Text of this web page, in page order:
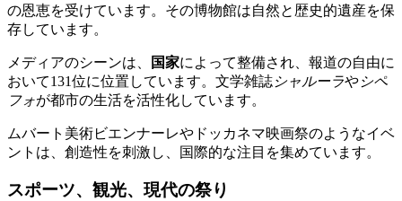
の恩恵を受けています。その博物館は自然と歴史的遺産を保
存しています。
メディアのシーンは、 国家によって整備され、報道の自由に
おいて131位に位置しています。文学雑誌シャルーラやシペ
フォが都市の生活を活性化しています。
ムバート美術ビエンナーレやドッカネマ映画祭のようなイベ
ントは、創造性を刺激し、国際的な注目を集めています。
スポーツ、観光、現代の祭り